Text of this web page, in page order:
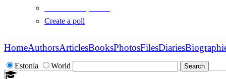
Create a poll
Estonia World
HomeAuthorsArticlesBooksPhotosFilesDiaries